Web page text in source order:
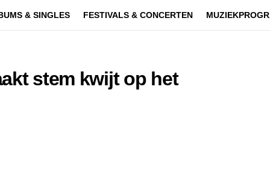
& SINGLES FESTIVALS & CONCERTEN
stem kwijt op het